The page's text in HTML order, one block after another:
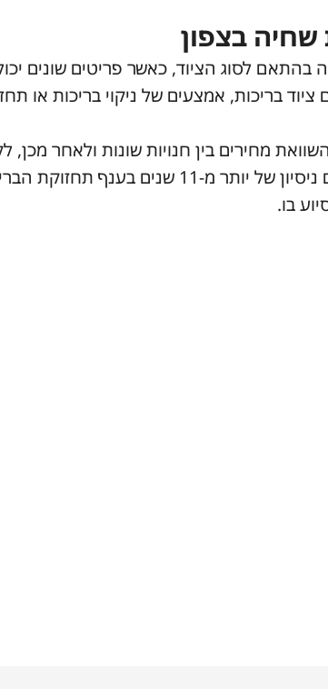
שחיה בצפון
בהתאם לסוג הציוד, כאשר פריטים שונים
בריכות, אמצעים של ניקוי בריכות או
מחירים בין חנויות שונות ולאחר
באתר חברת מרכז הבריכה והספא. עם ניסיון של
בו.